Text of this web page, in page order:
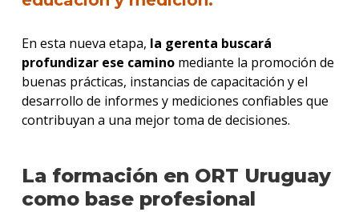
En esta nueva etapa, la gerenta buscará
profundizar ese caminomediante la promoción de
buenas prácticas, instancias de capacitación y el
desarrollo de informes y mediciones confiables que
contribuyan a una mejor toma de decisiones.
La formación en ORT Uruguay
como base profesional